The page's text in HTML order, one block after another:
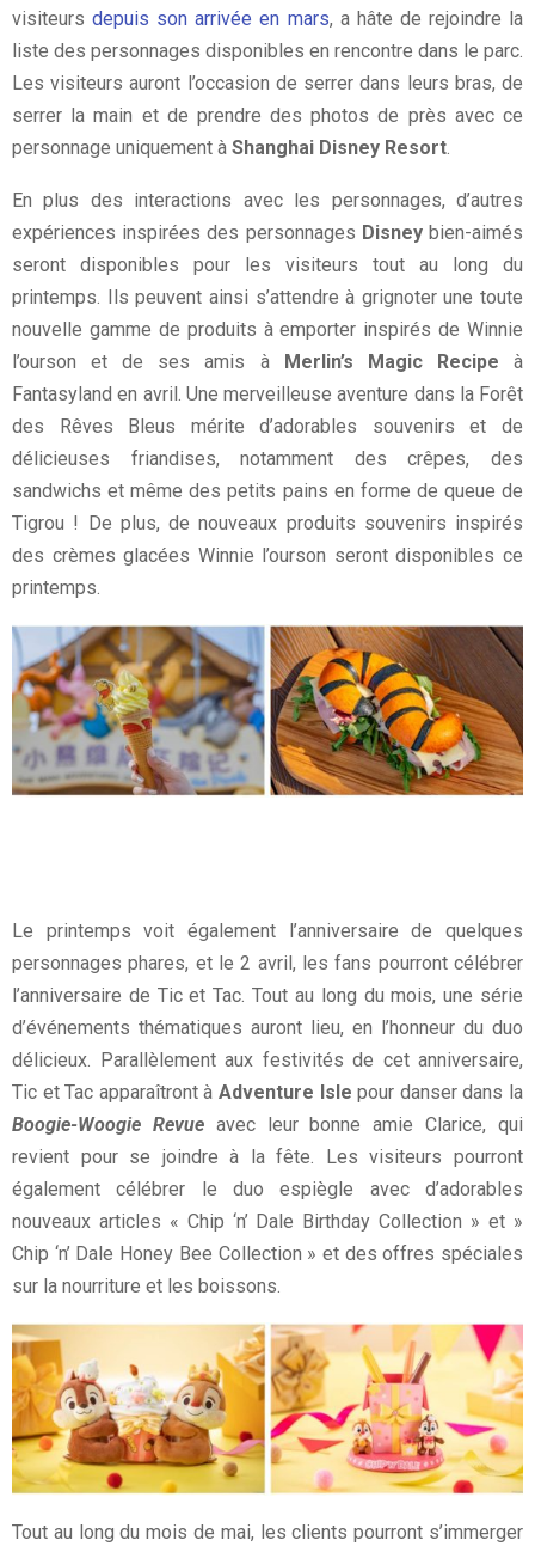
visiteursdepuis son arrivée en mars, a hâte de rejoindre la
liste des personnages disponibles en rencontre dans le parc.
Les visiteurs auront l’occasion de serrer dans leurs bras, de
serrer la main et de prendre des photos de près avec ce
personnage uniquement à Shanghai Disney Resort.
En plus des interactions avec les personnages, d’autres
expériences inspirées des personnages Disneybien-aimés
seront disponibles pour les visiteurs tout au long du
printemps. Ils peuvent ainsi s’attendre à grignoter une toute
nouvelle gamme de produits à emporter inspirés de Winnie
l’ourson et de ses amis à
Merlin’s Magic Recipe à
Fantasyland en avril. Une merveilleuse aventure dans la Forêt
des Rêves Bleus mérite d’adorables souvenirs et de
délicieuses friandises, notamment des crêpes, des
sandwichs et même des petits pains en forme de queue de
Tigrou ! De plus, de nouveaux produits souvenirs inspirés
des crèmes glacées Winnie l’ourson seront disponibles ce
printemps.
Le printemps voit également l’anniversaire de quelques
personnages phares, et le 2 avril, les fans pourront célébrer
l’anniversaire de Tic et Tac. Tout au long du mois, une série
d’événements thématiques auront lieu, en l’honneur du duo
délicieux. Parallèlement aux festivités de cet anniversaire,
Tic et Tac apparaîtront à Adventure Isle pour danser dans la
Boogie-Woogie Revue avec leur bonne amie Clarice, qui
revient pour se joindre à la fête. Les visiteurs pourront
également célébrer le duo espiègle avec d’adorables
nouveaux articles « Chip ‘n’ Dale Birthday Collection » et »
Chip ‘n’ Dale Honey Bee Collection » et des offres spéciales
sur la nourriture et les boissons.
Tout au long du mois de mai, les clients pourront s’immerger